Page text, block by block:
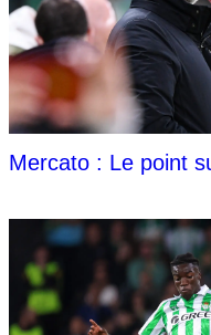
Mercato : Le point